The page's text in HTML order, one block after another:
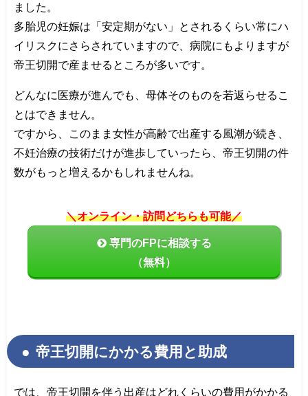
ました。
多胎児の妊娠は「安定期がない」とされるくらい常にハ
イリスクにさらされていますので、病院にもよりますが
帝王切開で産ませるところが多いです。
どんなに医療が進んでも、母体そのものを若返らせるこ
とはできません。
ですから、このまま女性が高齢で出産する風潮が続き、
不妊治療の技術だけが進歩していったら、帝王切開の件
数がもっと増えるかもしれませんね。
＼オンライン・訪問どちらも可能／
専門のFPに相談する
（無料）
帝王切開にかかる費用と助成
では、帝王切開を伴う出産はどれくらいの費用がかかる